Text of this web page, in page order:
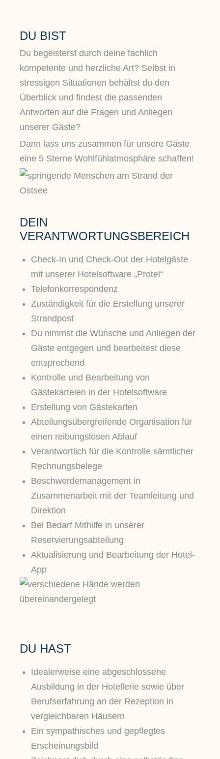
DU BIST
Du begeisterst durch deine fachlich
kompetente und herzliche Art? Selbst in
stressigen Situationen behältst du den
Überblick und findest die passenden
Antworten auf die Fragen und Anliegen
unserer Gäste?
Dann lass uns zusammen für unsere Gäste
eine 5 Sterne Wohlfühlatmosphäre schaffen!
DEIN
VERANTWORTUNGSBEREICH
Check-In und Check-Out der Hotelgäste
mit unserer Hotelsoftware „Protel“
Telefonkorrespondenz
Zuständigkeit für die Erstellung unserer
Strandpost
Du nimmst die Wünsche und Anliegen der
Gäste entgegen und bearbeitest diese
entsprechend
Kontrolle und Bearbeitung von
Gästekarteien in der Hotelsoftware
Erstellung von Gästekarten
Abteilungsübergreifende Organisation für
einen reibungslosen Ablauf
Verantwortlich für die Kontrolle sämtlicher
Rechnungsbelege
Beschwerdemanagement in
Zusammenarbeit mit der Teamleitung und
Direktion
Bei Bedarf Mithilfe in unserer
Reservierungsabteilung
Aktualisierung und Bearbeitung der Hotel-
App
DU HAST
Idealerweise eine abgeschlossene
Ausbildung in der Hotellerie sowie über
Berufserfahrung an der Rezeption in
vergleichbaren Häusern
Ein sympathisches und gepflegtes
Erscheinungsbild